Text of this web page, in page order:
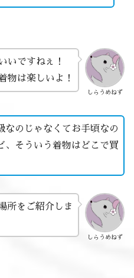
しらうめねず
いですねぇ！
物は楽しいよ！
なのじゃなくてお手頃なの
、そういう着物はどこで買
しらうめねず
所をご紹介しま